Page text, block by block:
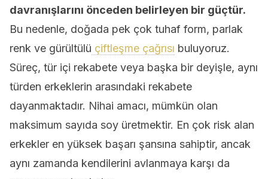
davranışlarını önceden belirleyen bir güçtür.
Bu nedenle, doğada pek çok tuhaf form, parlak
renk ve gürültülü çiftleşme çağrısı buluyoruz.
Süreç, tür içi rekabete veya başka bir deyişle, aynı
türden erkeklerin arasındaki rekabete
dayanmaktadır. Nihai amacı, mümkün olan
maksimum sayıda soy üretmektir. En çok risk alan
erkekler en yüksek başarı şansına sahiptir, ancak
aynı zamanda kendilerini avlanmaya karşı da